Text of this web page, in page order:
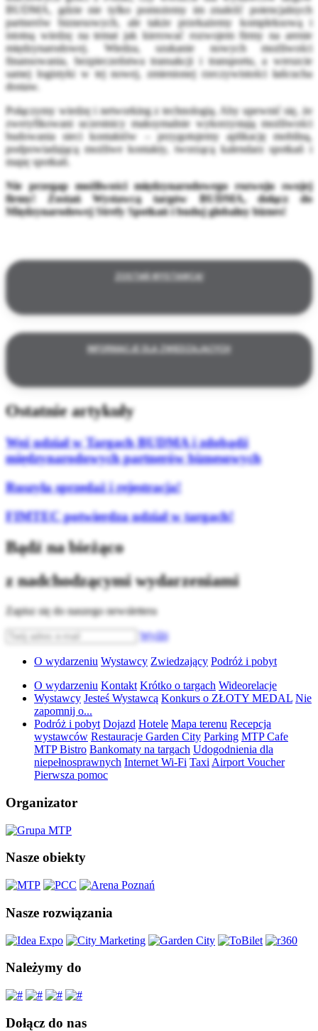
BUDMA, gdzie nie tylko pomożemy im znaleźć potencjalnych
partnerów biznesowych, ale także przekażemy kompleksową i
istotną wiedzę na temat jak kierować rozwojem firmy na arenie
międzynarodowej. Wiedza, szukanie nowych możliwości
finansowania, bezpieczeństwa transakcji i transportu, a wreszcie
samej logistyki w tej nowej, zmienionej rzeczywistości łańcucha
dostaw.
Połączymy wiedzę i networking z technologią. Aby upewnić się, że
zweryfikowani uczestnicy maksymalnie wykorzystają możliwości
budowania sieci kontaktów – przygotujemy aplikację mobilną,
podpowiadającą możliwe kontakty, tworzącą kalendarz spotkań i
mapę spotkań.
Nie przegap możliwości międzynarodowego rozwoju swojej
firmy! Zostań Wystawcą targów BUDMA, dołącz do
Międzynarodowej Strefy Spotkań i buduj globalny biznes!
ZOSTAŃ WYSTAWCĄ!
INFORMACJE DLA ZWIEDZAJĄCYCH
Ostatnie artykuły
Weź udział w Targach BUDMA i zdobądź
międzynarodowych partnerów biznesowych
Ruszyła sprzedaż i rejestracja!
FIMTEC potwierdza udział w targach!
Bądź na bieżąco
z nadchodzącymi wydarzeniami
Zapisz się do naszego newslettera
Wyślij
O wydarzeniu Wystawcy Zwiedzający Podróż i pobyt
O wydarzeniu Kontakt Krótko o targach Wideorelacje
Wystawcy Jesteś Wystawcą Konkurs o ZŁOTY MEDAL Nie
zapomnij o...
Podróż i pobyt Dojazd Hotele Mapa terenu Recepcja
wystawców Restauracje Garden City Parking MTP Cafe
MTP Bistro Bankomaty na targach Udogodnienia dla
niepełnosprawnych Internet Wi-Fi Taxi Airport Voucher
Pierwsza pomoc
Organizator
Nasze obiekty
Nasze rozwiązania
Należymy do
Dołącz do nas